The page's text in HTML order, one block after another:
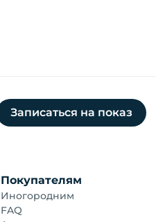
Записаться на показ
Покупателям
Иногородним
FAQ